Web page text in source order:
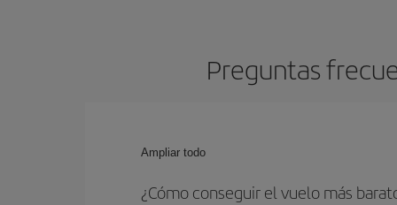
Preguntas
Ampliar todo
¿Cómo conseguir el vuelo más